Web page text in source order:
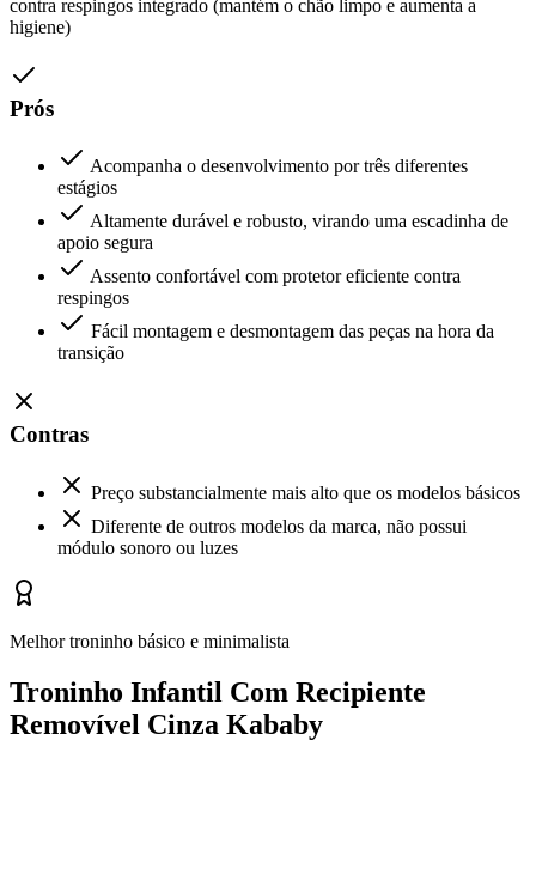
contra respingos integrado (mantém o chão limpo e aumenta a
higiene)
Prós
Acompanha o desenvolvimento por três diferentes
estágios
Altamente durável e robusto, virando uma escadinha de
apoio segura
Assento confortável com protetor eficiente contra
respingos
Fácil montagem e desmontagem das peças na hora da
transição
Contras
Preço substancialmente mais alto que os modelos básicos
Diferente de outros modelos da marca, não possui
módulo sonoro ou luzes
Melhor troninho básico e minimalista
Troninho Infantil Com Recipiente
Removível Cinza Kababy